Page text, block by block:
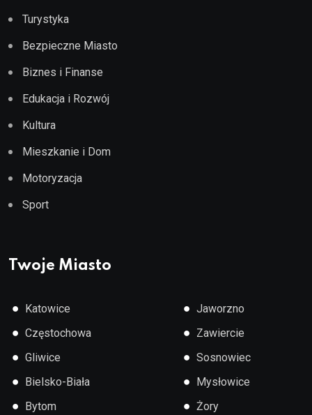
Turystyka
Bezpieczne Miasto
Biznes i Finanse
Edukacja i Rozwój
Kultura
Mieszkanie i Dom
Motoryzacja
Sport
Twoje Miasto
● Katowice
● Częstochowa
● Gliwice
● Bielsko-Biała
● Bytom
● Jaworzno
● Zawiercie
● Sosnowiec
● Mysłowice
● Żory